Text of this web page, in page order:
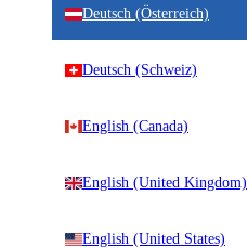
Deutsch (Österreich)
Deutsch (Schweiz)
English (Canada)
English (United Kingdom)
English (United States)